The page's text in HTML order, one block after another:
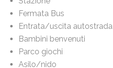
Fermata Bus
Entrata/uscita autostrada
Bambini benvenuti
Parco giochi
Asilo/nido